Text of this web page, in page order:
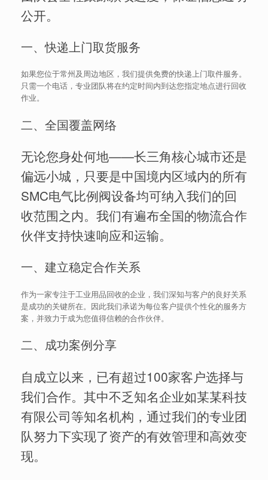
公开。
一、快递上门取货服务
如果您位于常州及周边地区，我们提供免费的快递上门取件服务。
只需一个电话，专业团队将在约定时间内到达您指定地点进行回收
作业。
二、全国覆盖网络
无论您身处何地——长三角核心城市还是
偏远小城，只要是中国境内区域内的所有
SMC电气比例阀设备均可纳入我们的回
收范围之内。我们有遍布全国的物流合作
伙伴支持快速响应和运输。
一、建立稳定合作关系
作为一家专注于工业用品回收的企业，我们深知与客户的良好关系
是成功的关键所在。因此我们承诺为每位客户提供个性化的服务方
案，并致力于成为您值得信赖的合作伙伴。
二、成功案例分享
自成立以来，已有超过100家客户选择与
我们合作。其中不乏知名企业如某某科技
有限公司等知名机构，通过我们的专业团
队努力下实现了资产的有效管理和高效变
现。